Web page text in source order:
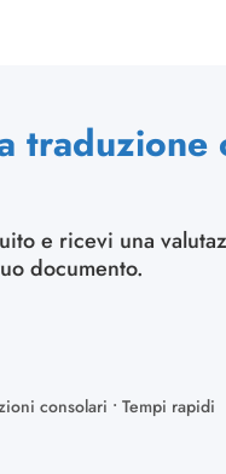
traduzione
e ricevi una
documento.
consolari • Tempi rapidi